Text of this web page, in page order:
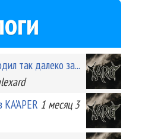
так далеко за...
1 месяц 3